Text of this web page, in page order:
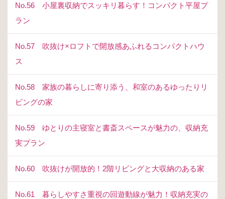
No.56 小屋裏収納でスッキリ暮らす！コンパクト平屋プ
ラン
No.57 吹抜け×ロフトで開放感あふれるコンパクトハウ
ス
No.58 家族の暮らしに寄り添う、和室のあるゆったりリ
ビングの家
No.59 ゆとりの主寝室と書斎スペースが魅力の、収納充
実プラン
No.60 吹抜けが開放的！2階リビングと大収納のある家
No.61 暮らしやすさ重視の回遊動線が魅力！収納充実の